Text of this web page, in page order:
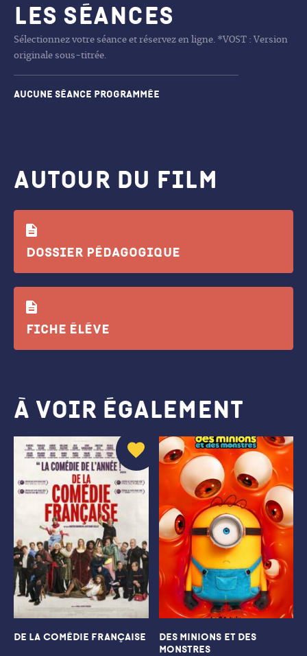
Les séances
Sélectionnez votre séance et réservez en ligne. *VOST : Version
originale sous-titrée.
Aucune séance programmée
Autour du film
Dossier pédagogique
Fiche éléve
À voir également
DE LA COMÉDIE FRANÇAISE
DES MINIONS ET DES
MONSTRES